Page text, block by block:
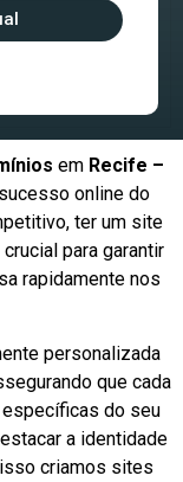
em Recife –
online do
ter um site
para garantir
rapidamente nos
personalizada
que cada
do seu
a identidade
criamos sites